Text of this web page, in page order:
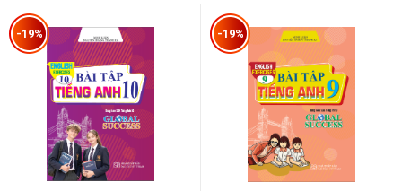
-19% -19%